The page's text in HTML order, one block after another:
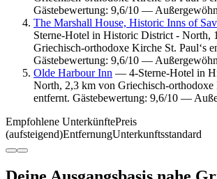
Gästebewertung: 9,6/10 —
The Marshall House, Historic Inns of
Sterne-Hotel in Historic District - North,
Griechisch-orthodoxe Kirche St. Paul‘s
Gästebewertung: 9,6/10 —
Olde Harbour Inn — 4-Sterne-Hotel in
North, 2,3 km von Griechisch-orthodoxe
entfernt. Gästebewertung: 9,6/10 —
Empfohlene UnterkünftePreis
(aufsteigend)EntfernungUnterkunftsstandard